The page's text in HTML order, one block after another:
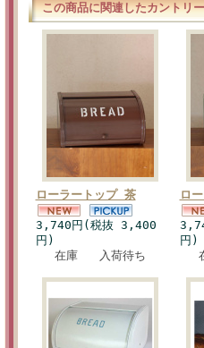
この商品に関連したカントリ
ローラートップ 茶
3,740円(税抜 3,400
円)
在庫 入荷待ち
ロ
円)